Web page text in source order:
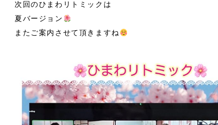
次回のひまわリトミックは
夏バージョン
またご案内させて頂きますね